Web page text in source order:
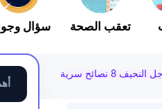
سؤال تعقب الصحة
8 نصائح سرية